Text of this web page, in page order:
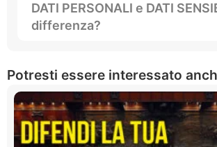
DATI PERSONALI e DATI
differenza?
Potresti essere interessato